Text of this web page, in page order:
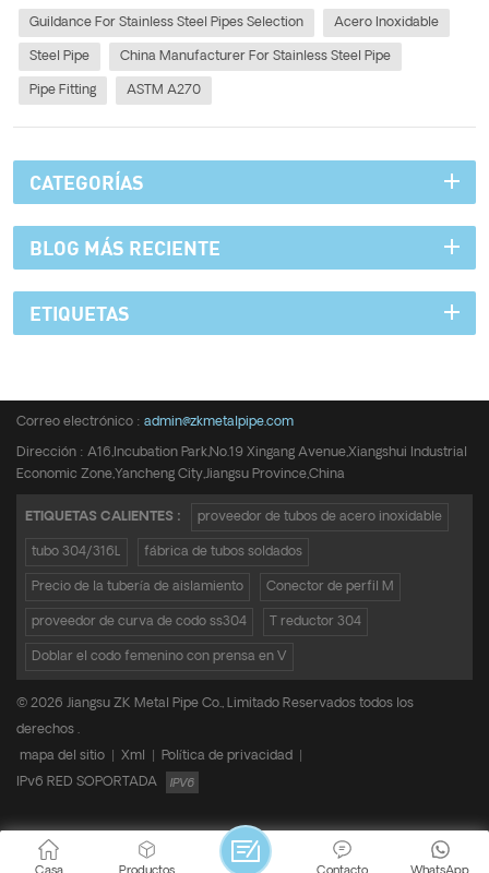
Guildance For Stainless Steel Pipes Selection Acero Inoxidable
Steel Pipe China Manufacturer For Stainless Steel Pipe
Pipe Fitting ASTM A270
CATEGORÍAS
BLOG MÁS RECIENTE
ETIQUETAS
Correo electrónico : admin@zkmetalpipe.com
Dirección : A16,Incubation Park,No.19 Xingang Avenue,Xiangshui Industrial
Economic Zone,Yancheng City,Jiangsu Province,China
ETIQUETAS CALIENTES : proveedor de tubos de acero inoxidable
tubo 304/316L fábrica de tubos soldados
Precio de la tubería de aislamiento Conector de perfil M
proveedor de curva de codo ss304 T reductor 304
Doblar el codo femenino con prensa en V
© 2026 Jiangsu ZK Metal Pipe Co., Limitado Reservados todos los
derechos .
mapa del sitio
Xml Política de privacidad
IPv6 RED SOPORTADA